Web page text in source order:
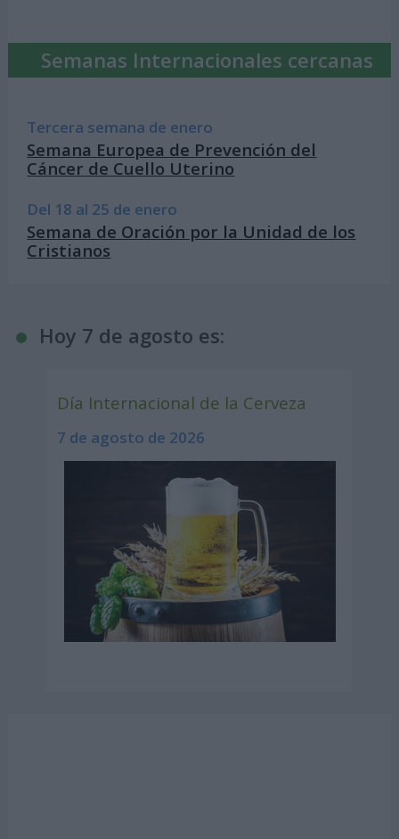
Semanas Internacionales cercanas
Tercera semana de enero
Semana Europea de Prevención del
Cáncer de Cuello Uterino
Del 18 al 25 de enero
Semana de Oración por la Unidad de los
Cristianos
Hoy 7 de agosto es:
Día Internacional de la Cerveza
7 de agosto de 2026